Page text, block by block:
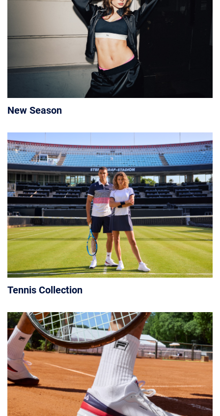
New Season
Tennis Collection